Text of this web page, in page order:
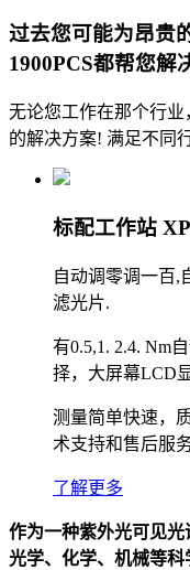
过去您可能为昂贵
1900PCS都帮您解
无论您工作在那个行业
的解决方案! 满足不同
标配工作站
自动调零调一百,
滤光片.
有0.5,1. 2.4. Nm
择，大屏幕LCD
测量简单快速，
术支持和售后服
了解更多
作为一种紫外光可见光
光学、化学、机械等科